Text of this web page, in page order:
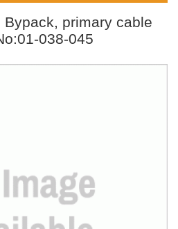
Bypack, primary cable
038-045